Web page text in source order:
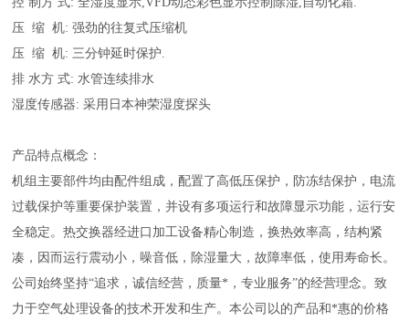
压 缩 机: 强劲的往复式压缩机
压 缩 机: 三分钟延时保护.
排 水方 式: 水管连续排水
湿度传感器: 采用日本神荣湿度探头
产品特点概念：
机组主要部件均由配件组成，配置了高低压保护，防冻结保护，电流
过载保护等重要保护装置，并设有多项运行和故障显示功能，运行安
全稳定。热交换器经进口加工设备精心制造，换热效率高，结构紧
凑，因而运行震动小，噪音低，除湿量大，故障率低，使用寿命长。
公司始终坚持“追求，诚信经营，质量*，专业服务”的经营理念。致
力于空气处理设备的技术开发和生产。本公司以的产品和*惠的价格